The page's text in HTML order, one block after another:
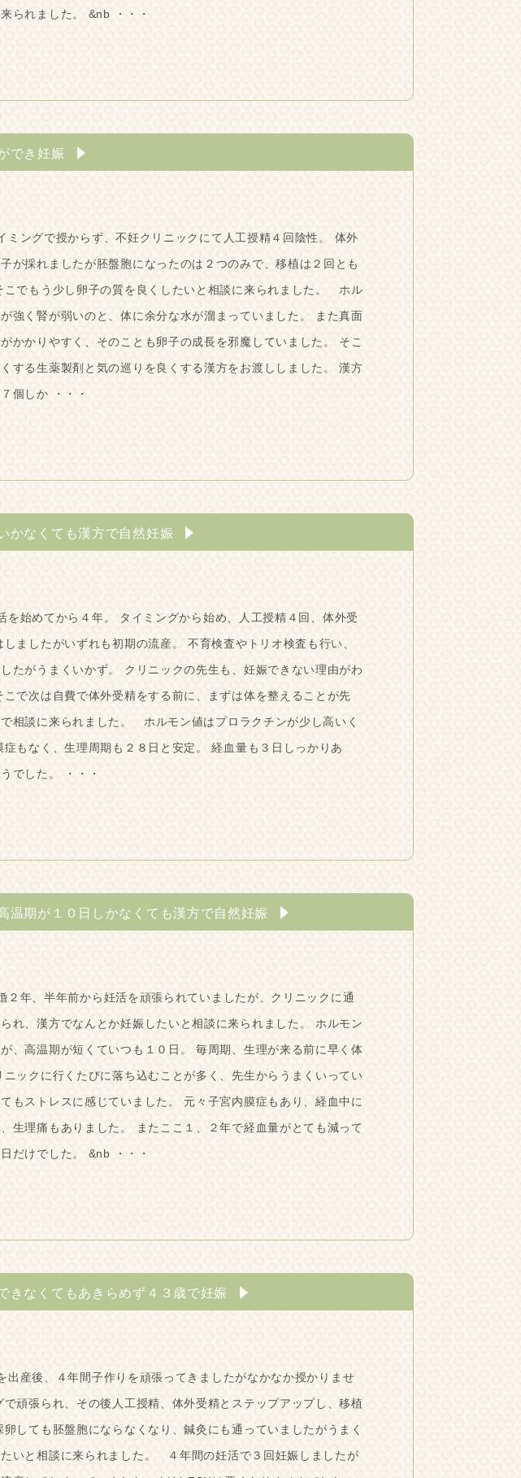
られました。 &nb ・・・
でき妊娠
ングで授からず、不妊クリニックにて人工授精４回陰性。 体外
が採れましたが胚盤胞になったのは２つのみで、移植は２回とも
こでもう少し卵子の質を良くしたいと相談に来られました。 ホル
強く腎が弱いのと、体に余分な水が溜まっていました。 また真面
かかりやすく、そのことも卵子の成長を邪魔していました。 そこ
する生薬製剤と気の巡りを良くする漢方をお渡ししました。 漢方
個しか ・・・
かなくても漢方で自然妊娠
始めてから４年。 タイミングから始め、人工授精４回、体外受
ましたがいずれも初期の流産。 不育検査やトリオ検査も行い、
たがうまくいかず。 クリニックの先生も、妊娠できない理由がわ
で次は自費で体外受精をする前に、まずは体を整えることが先
相談に来られました。 ホルモン値はプロラクチンが少し高いく
もなく、生理周期も２８日と安定。 経血量も３日しっかりあ
でした。 ・・・
温期が１０日しかなくても漢方で自然妊娠
年、半年前から妊活を頑張られていましたが、クリニックに通
れ、漢方でなんとか妊娠したいと相談に来られました。 ホルモン
、高温期が短くていつも１０日。 毎周期、生理が来る前に早く体
ックに行くたびに落ち込むことが多く、先生からうまくいってい
もストレスに感じていました。 元々子宮内膜症もあり、経血中に
生理痛もありました。 またここ１、２年で経血量がとても減って
だけでした。 &nb ・・・
きなくてもあきらめず４３歳で妊娠
産後、４年間子作りを頑張ってきましたがなかなか授かりませ
頑張られ、その後人工授精、体外受精とステップアップし、移植
しても胚盤胞にならなくなり、鍼灸にも通っていましたがうまく
いと相談に来られました。 ４年間の妊活で３回妊娠しましたが